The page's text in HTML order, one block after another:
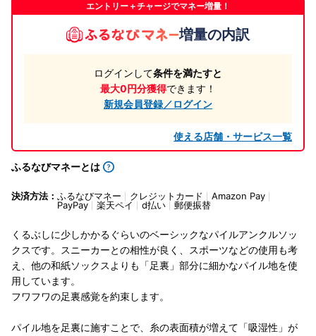
エントリー＋チャージでマネー増量！
増量の内訳
ログインして条件を満たすと
最大0円分獲得できます！
新規会員登録／ログイン
使える店舗・サービス一覧
ふるなびマネーとは
決済方法： ふるなびマネー クレジットカード
Amazon Pay
PayPay
楽天ペイ d払い 郵便振替
くるぶしに少しかかるぐらいのベーシックなパイルアンクルソッ
クスです。スニーカーとの相性が良く、スポーツなどの使用も考
え、他の和紙ソックスよりも「足裏」部分に細かなパイル地を使
用しています。
フワフワの足裏感覚を約束します。
パイル地を足裏に施すことで、糸の表面積が増えて「吸湿性」が